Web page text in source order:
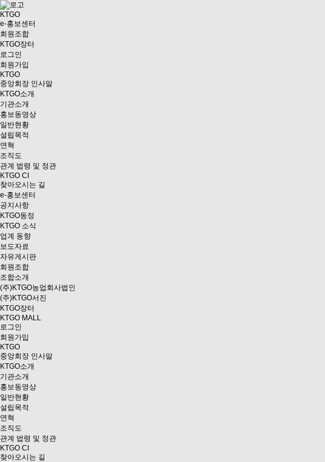
KTGO
e-홍보센터
회원조합
KTGO장터
로그인
회원가입
KTGO
중앙회장 인사말
KTGO소개
기관소개
홍보동영상
일반현황
설립목적
연혁
조직도
관계 법령 및 정관
KTGO CI
찾아오시는 길
e-홍보센터
공지사항
KTGO동정
KTGO 소식
업계 동향
보도자료
자유게시판
회원조합
조합소개
(주)KTGO농업회사법인
(주)KTGO서진
KTGO장터
KTGO MALL
로그인
회원가입
KTGO
중앙회장 인사말
KTGO소개
기관소개
홍보동영상
일반현황
설립목적
연혁
조직도
관계 법령 및 정관
KTGO CI
찾아오시는 길